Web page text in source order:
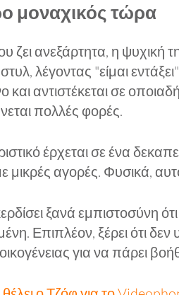
μοναχικός τώρα
ζει ανεξάρτητα, η ψυχική
λέγοντας "είμαι
αντιστέκεται σε
πολλές φορές.
έρχεται σε ένα
αγορές. Φυσικά, αυτό
ξανά εμπιστοσύνη
Επιπλέον, ξέρει ότι
για να πάρει